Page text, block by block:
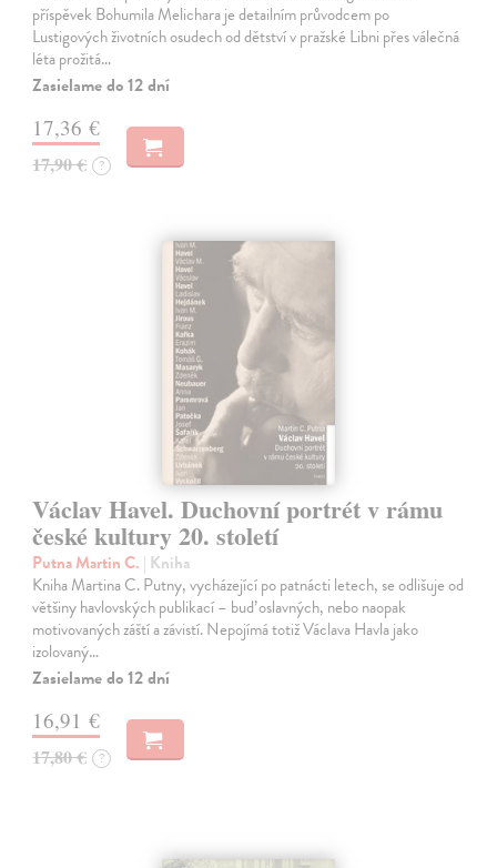
příspěvek Bohumila Melichara je detailním průvodcem po
Lustigových životních osudech od dětství v pražské Libni přes válečná
léta prožitá…
Zasielame do 12 dní
17,36 €
17,90 € ?
Václav Havel. Duchovní portrét v rámu
české kultury 20. století
Putna Martin C. | Kniha
Kniha Martina C. Putny, vycházející po patnácti letech, se odlišuje od
většiny havlovských publikací – buď oslavných, nebo naopak
motivovaných záští a závistí. Nepojímá totiž Václava Havla jako
izolovaný…
Zasielame do 12 dní
16,91 €
17,80 € ?